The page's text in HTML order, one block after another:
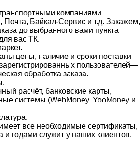
компаниями.
Байкал-Сервис и т.д. Закажем,
до выбранного вами пункта
вас ТК.
цены, наличие и сроки поставки
пользователей—
обработка заказа.
расчёт, банковские карты,
системы (WebMoney, YooMoney и
все необходимые сертификаты,
и годами служит у наших клиентов.